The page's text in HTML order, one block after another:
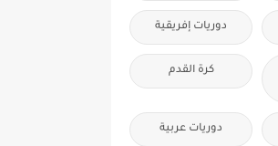
دوريات إفريقية
كرة القدم
دوريات عربية